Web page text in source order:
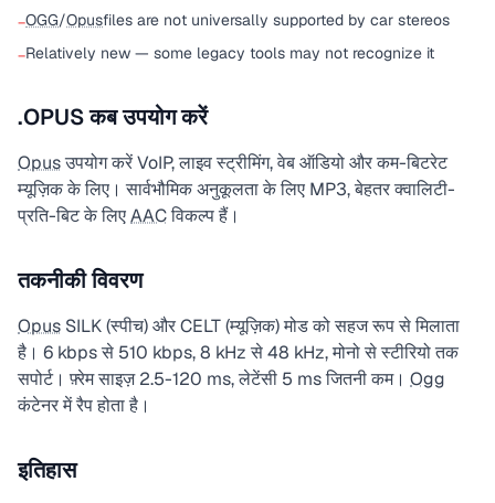
−OGG/Opusfiles are not universally supported by car stereos
−Relatively new — some legacy tools may not recognize it
.OPUS कब उपयोग करें
Opusउपयोग करें VoIP, लाइव स्ट्रीमिंग, वेब ऑडियो और कम-बिटरेट
म्यूज़िक के लिए। सार्वभौमिक अनुकूलता के लिए MP3, बेहतर क्वालिटी-
प्रति-बिट के लिएAACविकल्प हैं।
तकनीकी विवरण
Opus SILK (स्पीच) और CELT (म्यूज़िक) मोड को सहज रूप से मिलाता
है। 6 kbps से 510 kbps, 8 kHz से 48 kHz, मोनो से स्टीरियो तक
सपोर्ट। फ़्रेम साइज़ 2.5-120 ms, लेटेंसी 5 ms जितनी कम। Ogg
कंटेनर में रैप होता है।
इतिहास